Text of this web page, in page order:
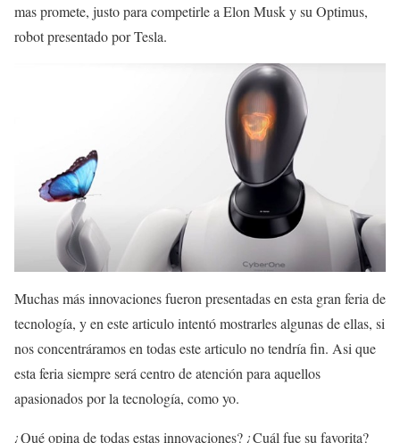
mas promete, justo para competirle a Elon Musk y su Optimus,
robot presentado por Tesla.
Muchas más innovaciones fueron presentadas en esta gran feria de
tecnología, y en este articulo intentó mostrarles algunas de ellas, si
nos concentráramos en todas este articulo no tendría fin. Asi que
esta feria siempre será centro de atención para aquellos
apasionados por la tecnología, como yo.
¿Qué opina de todas estas innovaciones? ¿Cuál fue su favorita?